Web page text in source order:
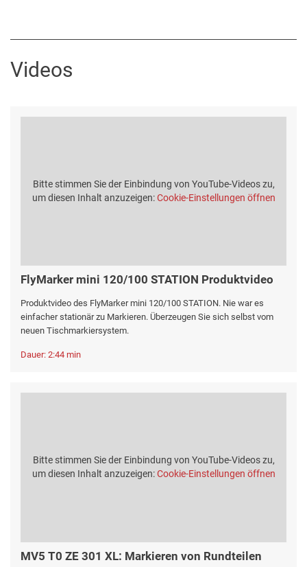
Videos
Bitte stimmen Sie der Einbindung von YouTube-Videos zu,
um diesen Inhalt anzuzeigen:Cookie-Einstellungen öffnen
FlyMarker mini 120/100 STATION Produktvideo
Produktvideo des FlyMarker mini 120/100 STATION. Nie war es
einfacher stationär zu Markieren. Überzeugen Sie sich selbst vom
neuen Tischmarkiersystem.
Dauer: 2:44 min
Bitte stimmen Sie der Einbindung von YouTube-Videos zu,
um diesen Inhalt anzuzeigen:Cookie-Einstellungen öffnen
MV5 T0 ZE 301 XL: Markieren von Rundteilen